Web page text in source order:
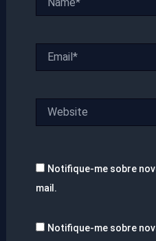
Notifique-me sobre
mail.
Notifique-me sobre